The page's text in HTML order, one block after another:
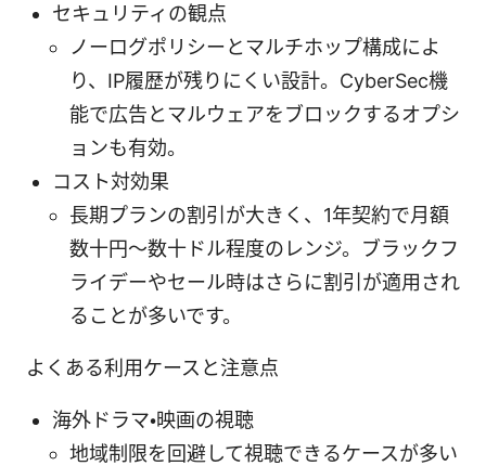
セキュリティの観点
ノーログポリシーとマルチホップ構成によ
り、IP履歴が残りにくい設計。CyberSec機
能で広告とマルウェアをブロックするオプシ
ョンも有効。
コスト対効果
長期プランの割引が大きく、1年契約で月額
数十円～数十ドル程度のレンジ。ブラックフ
ライデーやセール時はさらに割引が適用され
ることが多いです。
よくある利用ケースと注意点
海外ドラマ・映画の視聴
地域制限を回避して視聴できるケースが多い